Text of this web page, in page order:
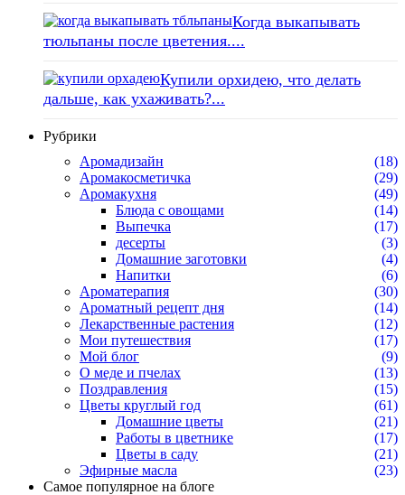
Когда выкапывать
тюльпаны после цветения....
Купили орхидею, что делать
дальше, как ухаживать?...
Рубрики
Аромадизайн
(18)
Аромакосметичка
(29)
Аромакухня
(49)
Блюда с овощами
(14)
Выпечка
(17)
десерты
(3)
Домашние заготовки
(4)
Напитки
(6)
Ароматерапия
(30)
Ароматный рецепт дня
(14)
Лекарственные растения
(12)
Мои путешествия
(17)
Мой блог
(9)
О меде и пчелах
(13)
Поздравления
(15)
Цветы круглый год
(61)
Домашние цветы
(21)
Работы в цветнике
(17)
Цветы в саду
(21)
Эфирные масла
(23)
Самое популярное на блоге